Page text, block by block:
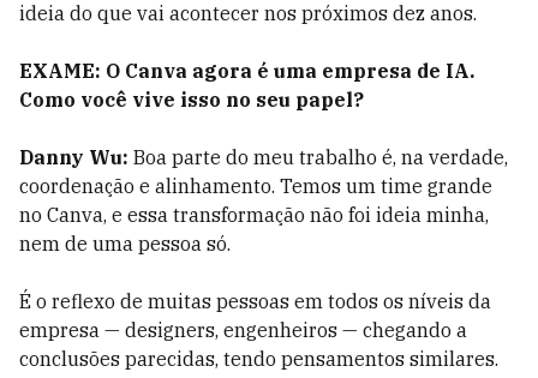
ideia do que vai acontecer nos próximos dez anos.
EXAME: O Canva agora é uma empresa de IA.
Como você vive isso no seu papel?
Danny Wu: Boa parte do meu trabalho é, na verdade,
coordenação e alinhamento. Temos um time grande
no Canva, e essa transformação não foi ideia minha,
nem de uma pessoa só.
É o reflexo de muitas pessoas em todos os níveis da
empresa — designers, engenheiros — chegando a
conclusões parecidas, tendo pensamentos similares.